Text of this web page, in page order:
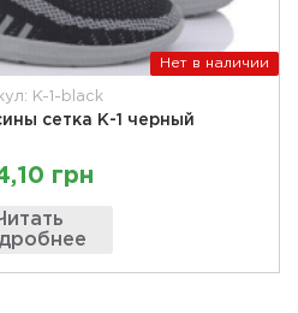
Нет в наличии
K-1-black
сетка К-1 черный
грн